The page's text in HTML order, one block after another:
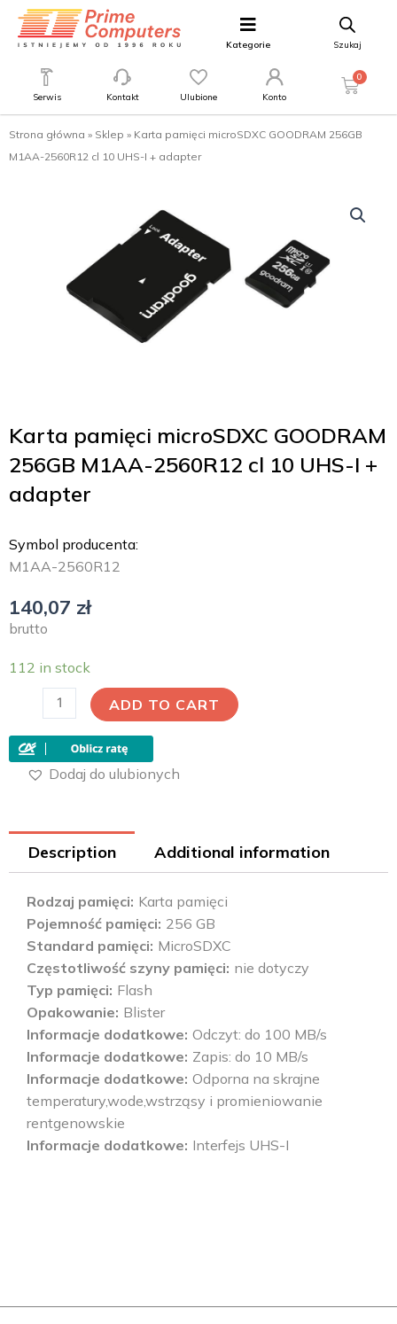
Kategorie Szukaj
Serwis Kontakt Ulubione Konto
0
Strona główna » Sklep » Karta pamięci microSDXC GOODRAM 256GB
M1AA-2560R12 cl 10 UHS-I + adapter
Karta pamięci microSDXC GOODRAM
256GB M1AA-2560R12 cl 10 UHS-I +
adapter
Symbol producenta:
M1AA-2560R12
140,07 zł
brutto
112 in stock
ADD TO CART
Dodaj do ulubionych
Description Additional information
Rodzaj pamięci Karta pamięci
Pojemność pamięci 256 GB
Standard pamięci MicroSDXC
Częstotliwość szyny pamięci nie dotyczy
Typ pamięci Flash
Opakowanie Blister
Informacje dodatkowe Odczyt: do 100 MB/s
Informacje dodatkowe Zapis: do 10 MB/s
Informacje dodatkowe Odporna na skrajne
temperatury,wode,wstrząsy i promieniowanie
rentgenowskie
Informacje dodatkowe Interfejs UHS-I